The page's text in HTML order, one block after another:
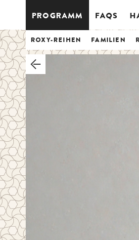
PROGRAMM
ROXY-REIHEN FAMILIEN
FAQS